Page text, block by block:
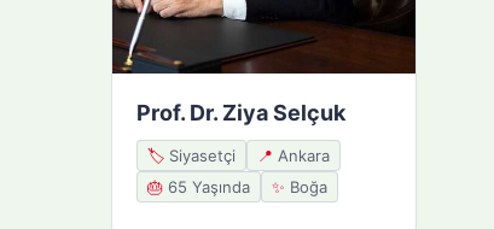
Prof. Dr. Ziya Selçuk
🏷️ Siyasetçi 📍 Ankara
🎂 65 Yaşında ✨ Boğa